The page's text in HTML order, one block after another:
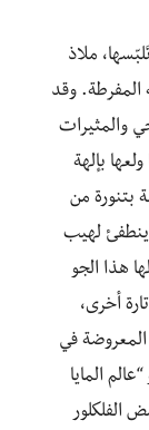
ملاذ
المفرطة. وقد
والمثيرات
بإلهة
بتنورة من
ينطفئ لهيب
هذا الجو
أخرى،
المعروضة في
المايا
الفلكلور